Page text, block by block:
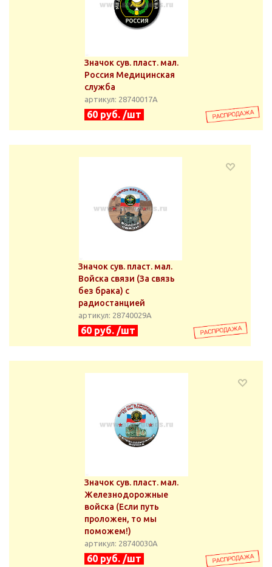
Значок сув. пласт. мал.
Россия Медицинская
служба
артикул: 28740017А
60 руб. /шт
Значок сув. пласт. мал.
Войска связи (За связь
без брака) с
радиостанцией
артикул: 28740029А
60 руб. /шт
Значок сув. пласт. мал.
Железнодорожные
войска (Если путь
проложен, то мы
поможем!)
артикул: 28740030А
60 руб. /шт